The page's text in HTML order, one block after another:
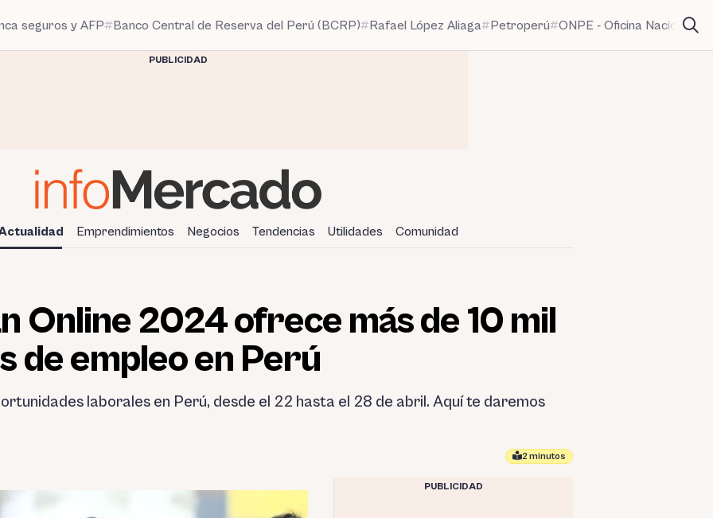
seguros y AFP Banco Central de Reserva del Perú (BCRP) Rafael López Aliaga Petroperú ONPE - Oficina Nacional
PUBLICIDAD
Emprendimientos Negocios Tendencias Utilidades Comunidad
Online 2024 ofrece más de 10 mil
de empleo en Perú
laborales en Perú, desde el 22 hasta el 28 de abril. Aquí te daremos
2 minutos
PUBLICIDAD